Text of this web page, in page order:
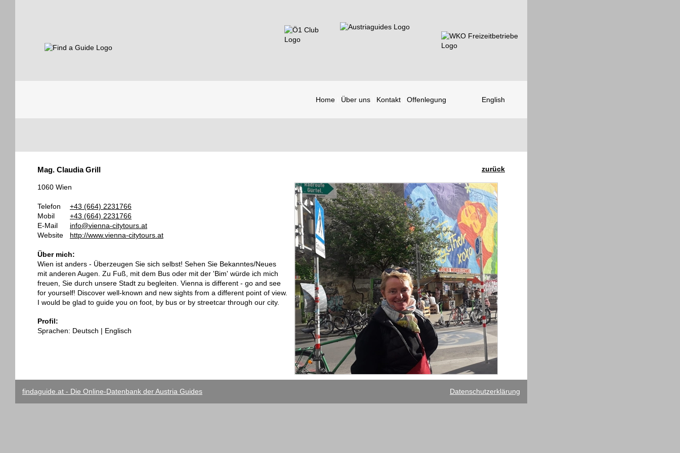
Home Über uns Kontakt Offenlegung English
Guides
zurück
Mag. Claudia Grill
1060 Wien
Telefon
+43 (664) 2231766
Mobil
+43 (664) 2231766
E-Mail
info@vienna-citytours.at
Website
http://www.vienna-citytours.at
Über mich:
Wien ist anders - Überzeugen Sie sich selbst! Sehen Sie Bekanntes/Neues
mit anderen Augen. Zu Fuß, mit dem Bus oder mit der 'Bim' würde ich mich
freuen, Sie durch unsere Stadt zu begleiten. Vienna is different - go and see
for yourself! Discover well-known and new sights from a different point of view.
I would be glad to guide you on foot, by bus or by streetcar through our city.
Profil:
Sprachen: Deutsch | Englisch
findaguide.at - Die Online-Datenbank der Austria Guides Datenschutzerklärung